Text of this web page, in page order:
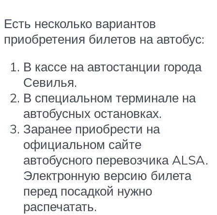
Есть несколько вариантов
приобретения билетов на автобус:
В кассе на автостанции города
Севилья.
В специальном терминале на
автобусных остановках.
Заранее приобрести на
официальном сайте
автобусного перевозчика ALSA.
Электронную версию билета
перед посадкой нужно
распечатать.